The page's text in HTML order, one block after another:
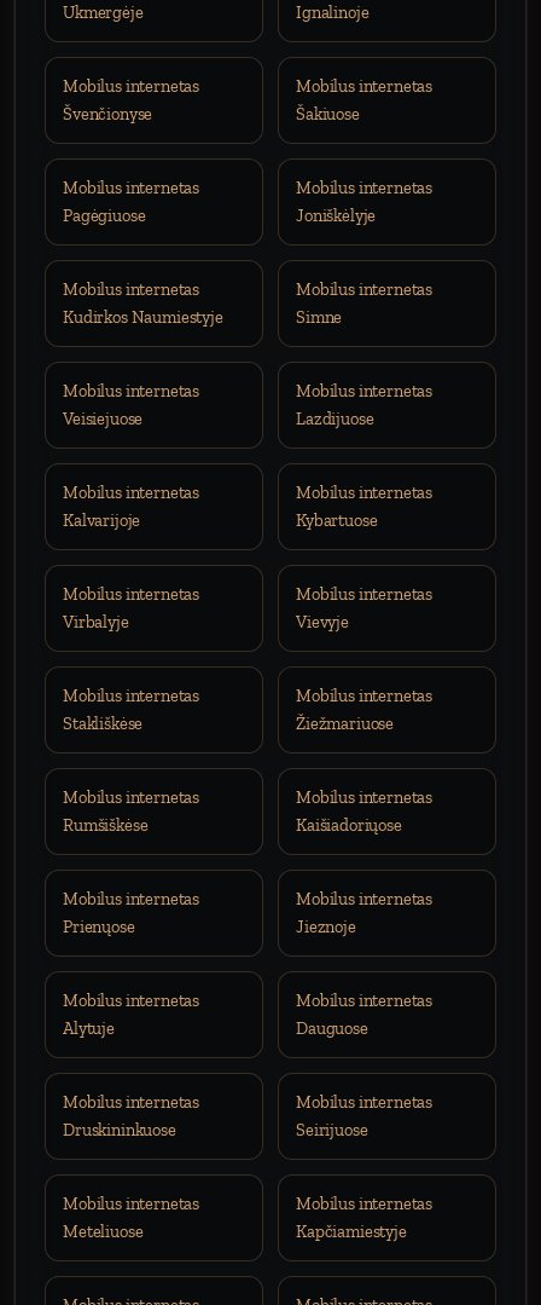
Ukmergėje
Ignalinoje
Mobilus internetas
Švenčionyse
Mobilus internetas
Šakiuose
Mobilus internetas
Pagėgiuose
Mobilus internetas
Joniškėlyje
Mobilus internetas
Kudirkos Naumiestyje
Mobilus internetas
Simne
Mobilus internetas
Veisiejuose
Mobilus internetas
Lazdijuose
Mobilus internetas
Kalvarijoje
Mobilus internetas
Kybartuose
Mobilus internetas
Virbalyje
Mobilus internetas
Vievyje
Mobilus internetas
Stakliškėse
Mobilus internetas
Žiežmariuose
Mobilus internetas
Rumšiškėse
Mobilus internetas
Kaišiadoriųose
Mobilus internetas
Prienųose
Mobilus internetas
Jieznoje
Mobilus internetas
Alytuje
Mobilus internetas
Dauguose
Mobilus internetas
Druskininkuose
Mobilus internetas
Seirijuose
Mobilus internetas
Meteliuose
Mobilus internetas
Kapčiamiestyje